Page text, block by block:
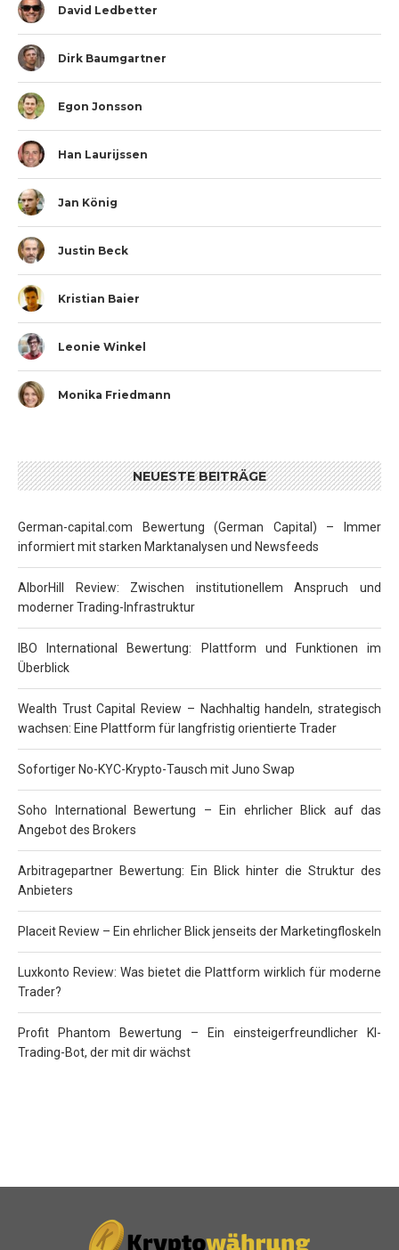
David Ledbetter
Dirk Baumgartner
Egon Jonsson
Han Laurijssen
Jan König
Justin Beck
Kristian Baier
Leonie Winkel
Monika Friedmann
NEUESTE BEITRÄGE
German-capital.com Bewertung (German Capital) – Immer
informiert mit starken Marktanalysen und Newsfeeds
AlborHill Review: Zwischen institutionellem Anspruch und
moderner Trading-Infrastruktur
IBO International Bewertung: Plattform und Funktionen im
Überblick
Wealth Trust Capital Review – Nachhaltig handeln, strategisch
wachsen: Eine Plattform für langfristig orientierte Trader
Sofortiger No-KYC-Krypto-Tausch mit Juno Swap
Soho International Bewertung – Ein ehrlicher Blick auf das
Angebot des Brokers
Arbitragepartner Bewertung: Ein Blick hinter die Struktur des
Anbieters
Placeit Review – Ein ehrlicher Blick jenseits der Marketingfloskeln
Luxkonto Review: Was bietet die Plattform wirklich für moderne
Trader?
Profit Phantom Bewertung – Ein einsteigerfreundlicher KI-
Trading-Bot, der mit dir wächst